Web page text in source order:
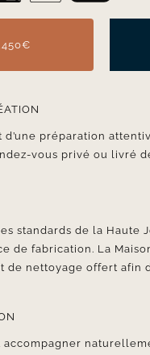
d’une préparation
vous privé ou livré
standards de la Haute
de fabrication. La
de nettoyage offert afin
accompagner